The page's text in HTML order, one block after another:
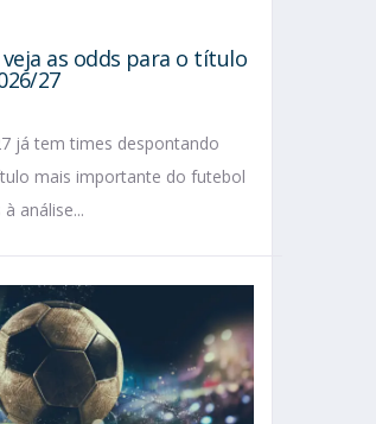
veja as odds para o título
27
já tem times despontando
mais importante do futebol
análise...